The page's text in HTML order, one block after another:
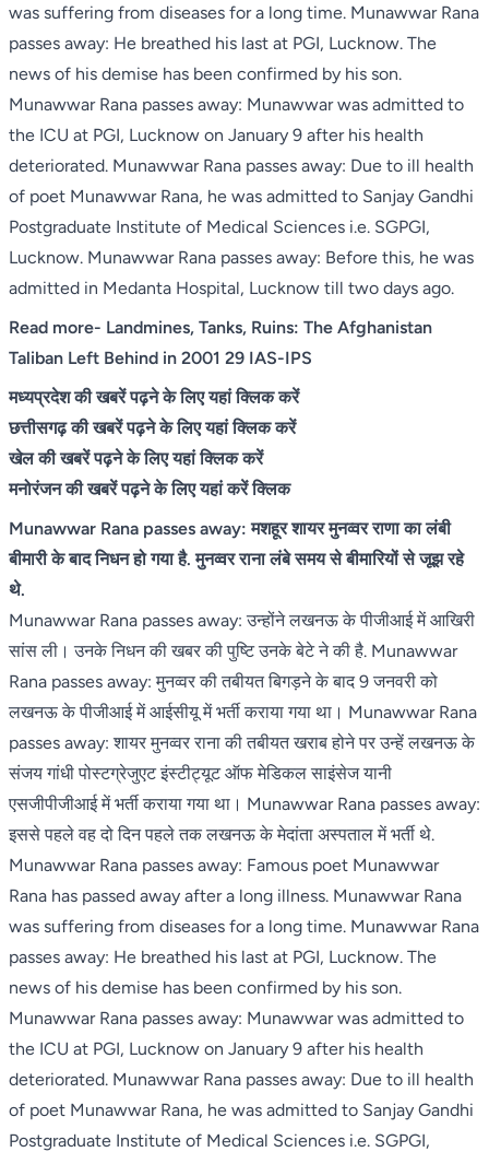
was suffering from diseases for a long time. Munawwar Rana
passes away: He breathed his last at PGI, Lucknow. The
news of his demise has been confirmed by his son.
Munawwar Rana passes away: Munawwar was admitted to
the ICU at PGI, Lucknow on January 9 after his health
deteriorated. Munawwar Rana passes away: Due to ill health
of poet Munawwar Rana, he was admitted to Sanjay Gandhi
Postgraduate Institute of Medical Sciences i.e. SGPGI,
Lucknow. Munawwar Rana passes away: Before this, he was
admitted in Medanta Hospital, Lucknow till two days ago.
Read more- Landmines, Tanks, Ruins: The Afghanistan
Taliban Left Behind in 2001 29 IAS-IPS
मध्यप्रदेश की खबरें पढ़ने के लिए यहां क्लिक करें
छत्तीसगढ़ की खबरें पढ़ने के लिए यहां क्लिक करें
खेल की खबरें पढ़ने के लिए यहां क्लिक करें
मनोरंजन की खबरें पढ़ने के लिए यहां करें क्लिक
Munawwar Rana passes away: मशहूर शायर मुनव्वर राणा का लंबी
बीमारी के बाद निधन हो गया है. मुनव्वर राना लंबे समय से बीमारियों से जूझ रहे
थे.
Munawwar Rana passes away: उन्होंने लखनऊ के पीजीआई में आखिरी
सांस ली। उनके निधन की खबर की पुष्टि उनके बेटे ने की है. Munawwar
Rana passes away: मुनव्वर की तबीयत बिगड़ने के बाद 9 जनवरी को
लखनऊ के पीजीआई में आईसीयू में भर्ती कराया गया था। Munawwar Rana
passes away: शायर मुनव्वर राना की तबीयत खराब होने पर उन्हें लखनऊ के
संजय गांधी पोस्टग्रेजुएट इंस्टीट्यूट ऑफ मेडिकल साइंसेज यानी
एसजीपीजीआई में भर्ती कराया गया था। Munawwar Rana passes away:
इससे पहले वह दो दिन पहले तक लखनऊ के मेदांता अस्पताल में भर्ती थे.
Munawwar Rana passes away: Famous poet Munawwar
Rana has passed away after a long illness. Munawwar Rana
was suffering from diseases for a long time. Munawwar Rana
passes away: He breathed his last at PGI, Lucknow. The
news of his demise has been confirmed by his son.
Munawwar Rana passes away: Munawwar was admitted to
the ICU at PGI, Lucknow on January 9 after his health
deteriorated. Munawwar Rana passes away: Due to ill health
of poet Munawwar Rana, he was admitted to Sanjay Gandhi
Postgraduate Institute of Medical Sciences i.e. SGPGI,